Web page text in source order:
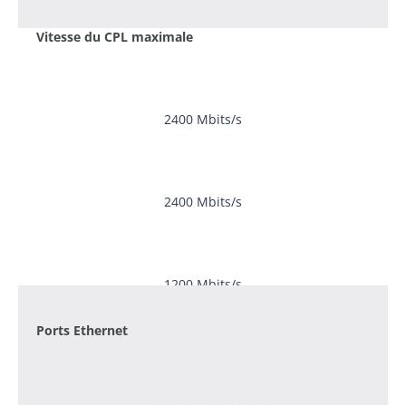
Vitesse du CPL maximale
2400 Mbits/s
2400 Mbits/s
1200 Mbits/s
Ports Ethernet